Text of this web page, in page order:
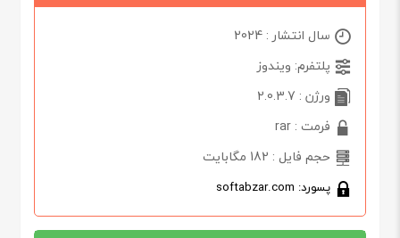
سال انتشار : 2024
پلتفرم: ویندوز
ورژن : 2.0.3.7
فرمت : rar
حجم فایل : 182 مگابایت
پسورد: softabzar.com